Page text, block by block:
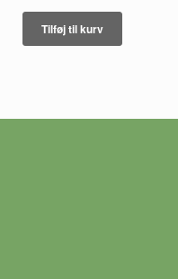
Tilføj til kurv